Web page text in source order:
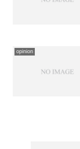
opinion